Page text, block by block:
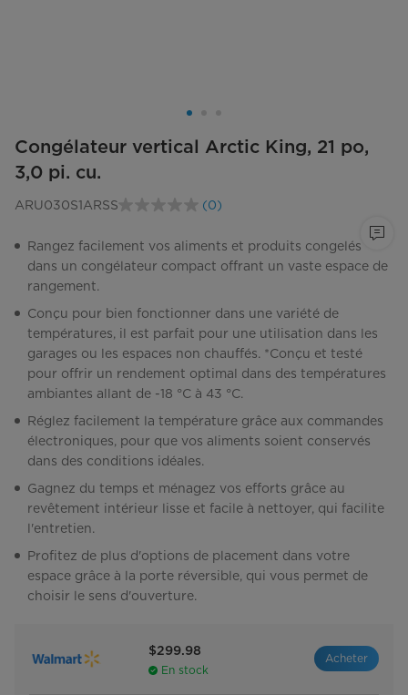
Congélateur vertical Arctic King, 21 po,
3,0 pi. cu.
ARU030S1ARSS
Aucune
pour
ce
produit.
la
même
page.
(0)
Rangez facilement vos aliments et produits congelés
dans un congélateur compact offrant un vaste espace de
rangement.
Conçu pour bien fonctionner dans une variété de
températures, il est parfait pour une utilisation dans les
garages ou les espaces non chauffés. *Conçu et testé
pour offrir un rendement optimal dans des températures
ambiantes allant de -18 °C à 43 °C.
Réglez facilement la température grâce aux commandes
électroniques, pour que vos aliments soient conservés
dans des conditions idéales.
Gagnez du temps et ménagez vos efforts grâce au
revêtement intérieur lisse et facile à nettoyer, qui facilite
l'entretien.
Profitez de plus d'options de placement dans votre
espace grâce à la porte réversible, qui vous permet de
choisir le sens d'ouverture.
$299.98
En stock
Acheter